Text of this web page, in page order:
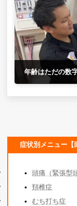
年齢はただの数
症状別メニュー【
頭痛（緊張型
頚椎症
むち打ち症